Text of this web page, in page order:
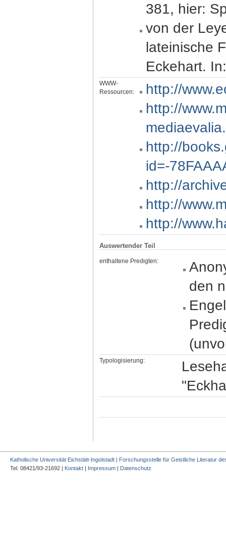
381, hier:
von der
lateinische
Eckehart.
WWW-
Ressourcen:
http://
http://
http://
id=-
http://
http://
http://
Auswertender Teil
enthaltene Predigten:
den
Typologisierung:
Katholische Universität Eichstätt-Ingolstadt | Forschungsstelle für Geistliche Literatur
Tel. 08421/93-21692 | Kontakt | Impressum | Datenschutz